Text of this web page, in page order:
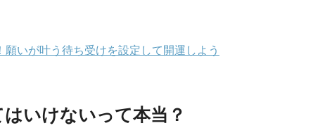
いが叶う待ち受けを設定して開運しよう
いけないって本当？